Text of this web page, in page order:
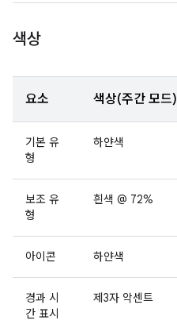
색상
요소 색상(주간 모드)
기본 유
형
하얀색
보조 유
형
흰색 @ 72%
아이콘 하얀색
경과 시
간 표시
제3자 악센트